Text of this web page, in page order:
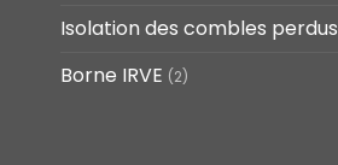
Isolation des combles perdus
Borne IRVE (2)